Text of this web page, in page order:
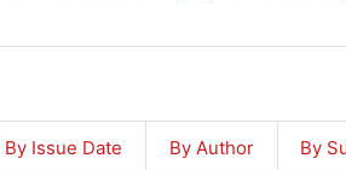
By Issue Date By Author By